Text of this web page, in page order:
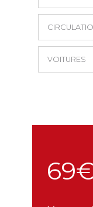
VOITURES